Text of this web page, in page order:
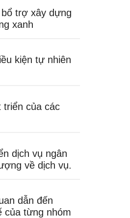
trợ xây dựng
xanh
kiện tự nhiên
triển của các
dịch vụ ngân
về dịch vụ.
dẫn đến
của từng nhóm